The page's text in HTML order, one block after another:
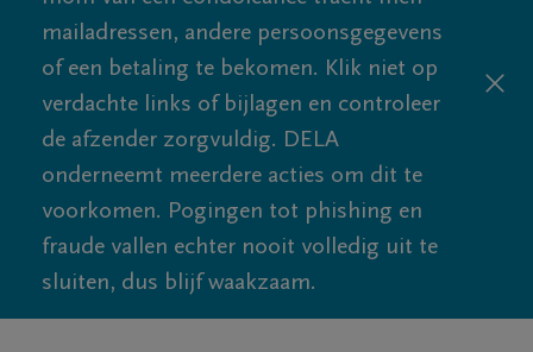
mailadressen, andere persoonsgegevens
of een betaling te bekomen. Klik niet op
verdachte links of bijlagen en controleer
de afzender zorgvuldig. DELA
onderneemt meerdere acties om dit te
voorkomen. Pogingen tot phishing en
fraude vallen echter nooit volledig uit te
sluiten, dus blijf waakzaam.